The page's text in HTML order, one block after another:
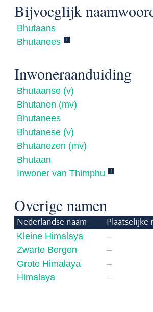
Bijvoeglijk
Bhutaans
Bhutanees
i
Inwoneraanduiding
Bhutaanse (v)
Bhutanen (mv)
Bhutanees
Bhutanese (v)
Bhutanezen (mv)
Bhutaan
Inwoner van Thimphu
↑
Overige namen
Nederlandse naam Plaatselijke
Kleine Himalaya
–
Zwarte Bergen
–
Grote Himalaya
–
Himalaya
–